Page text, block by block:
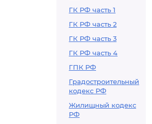
ГК РФ часть 1
ГК РФ часть 2
ГК РФ часть 3
ГК РФ часть 4
ГПК РФ
Градостроительный
кодекс РФ
Жилищный кодекс
РФ